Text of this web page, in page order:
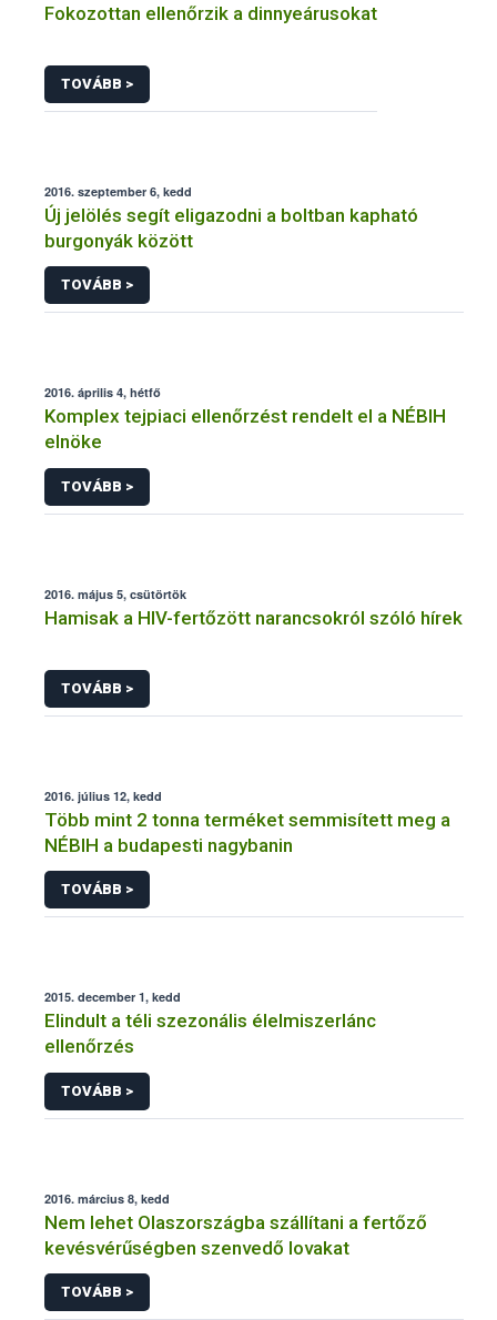
Fokozottan ellenőrzik a dinnyeárusokat
TOVÁBB >
2016. szeptember 6, kedd
Új jelölés segít eligazodni a boltban kapható
burgonyák között
TOVÁBB >
2016. április 4, hétfő
Komplex tejpiaci ellenőrzést rendelt el a NÉBIH
elnöke
TOVÁBB >
2016. május 5, csütörtök
Hamisak a HIV-fertőzött narancsokról szóló hírek
TOVÁBB >
2016. július 12, kedd
Több mint 2 tonna terméket semmisített meg a
NÉBIH a budapesti nagybanin
TOVÁBB >
2015. december 1, kedd
Elindult a téli szezonális élelmiszerlánc
ellenőrzés
TOVÁBB >
2016. március 8, kedd
Nem lehet Olaszországba szállítani a fertőző
kevésvérűségben szenvedő lovakat
TOVÁBB >